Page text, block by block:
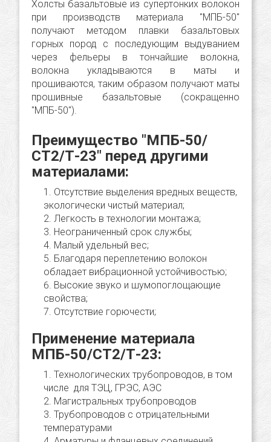
Холсты базальтовые из супертонких волокон
при производств материала "МПБ-50"
получают методом плавки базальтовых
горных пород с последующим выдуванием
через фельеры в тончайшие волокна,
волокна укладываются в маты и
прошиваются, таким образом получают маты
прошивные базальтовые (сокращенно
"МПБ-50").
Преимущество "МПБ-50/
СТ2/Т-23" перед другими
материалами:
Отсутствие выделения вредных веществ,
экологически чистый материал;
Легкость в технологии монтажа;
Неограниченный срок службы;
Малый удельный вес;
Благодаря переплетению волокон
обладает вибрационной устойчивостью;
Высокие звуко и шумопоглощающие
свойства;
Отсутствие горючести;
Применение материала
МПБ-50/СТ2/Т-23:
Технологических трубопроводов, в том
числе для ТЭЦ, ГРЭС, АЭС
Магистральных трубопроводов
Трубопроводов с отрицательными
температурами